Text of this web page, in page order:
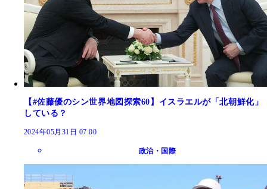
【#佐藤優のシン世界地図探索60】イスラエルが「北朝鮮化」
している？
2024年05月31日 07:00
政治・国際